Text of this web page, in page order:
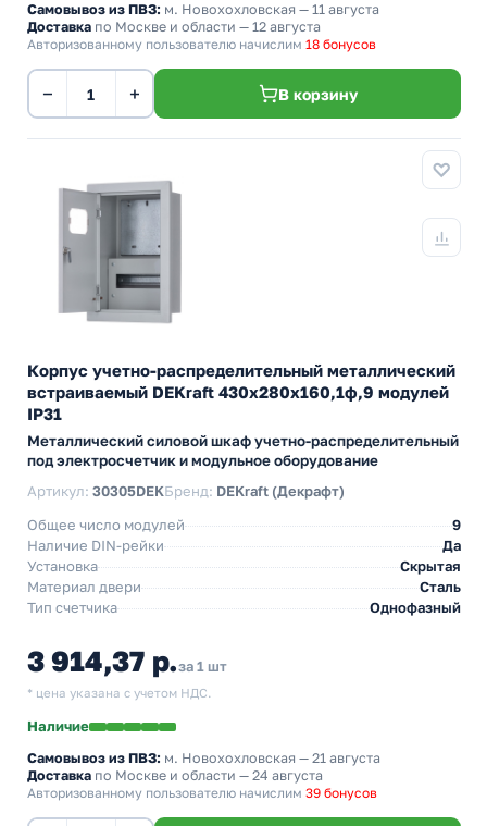
Самовывоз из ПВЗ: м. Новохохловская — 11 августа
Доставка по Москве и области — 12 августа
Авторизованному пользователю начислим 18 бонусов
− + В корзину
Корпус учетно-распределительный металлический
встраиваемый DEKraft 430х280х160,1ф,9 модулей
IP31
Металлический силовой шкаф учетно-распределительный
под электросчетчик и модульное оборудование
Артикул: 30305DEKБренд: DEKraft (Декрафт)
Общее число модулей
9
Наличие DIN-рейки
Да
Установка
Скрытая
Материал двери
Сталь
Тип счетчика
Однофазный
3 914,37 р.за 1 шт
* цена указана с учетом НДС.
Наличие
Самовывоз из ПВЗ: м. Новохохловская — 21 августа
Доставка по Москве и области — 24 августа
Авторизованному пользователю начислим 39 бонусов